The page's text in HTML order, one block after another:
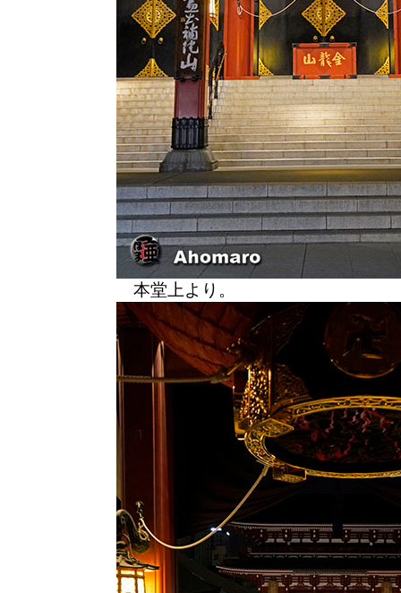
本堂上より。